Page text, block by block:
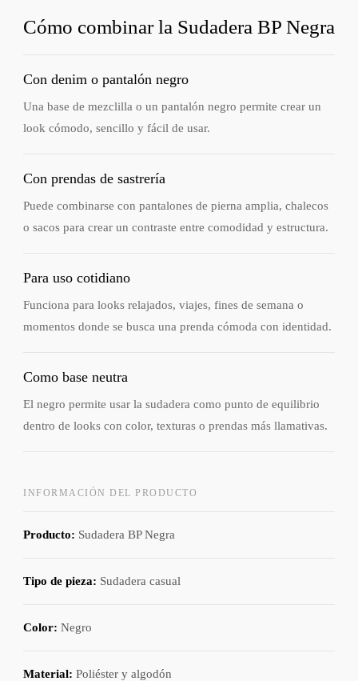
Cómo combinar la Sudadera BP Negra
Con denim o pantalón negro
Una base de mezclilla o un pantalón negro permite crear un
look cómodo, sencillo y fácil de usar.
Con prendas de sastrería
Puede combinarse con pantalones de pierna amplia, chalecos
o sacos para crear un contraste entre comodidad y estructura.
Para uso cotidiano
Funciona para looks relajados, viajes, fines de semana o
momentos donde se busca una prenda cómoda con identidad.
Como base neutra
El negro permite usar la sudadera como punto de equilibrio
dentro de looks con color, texturas o prendas más llamativas.
INFORMACIÓN DEL PRODUCTO
Producto: Sudadera BP Negra
Tipo de pieza: Sudadera casual
Color: Negro
Material: Poliéster y algodón